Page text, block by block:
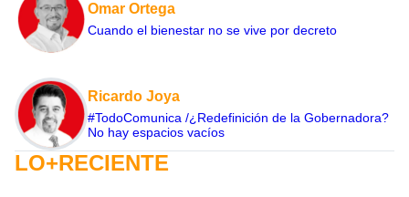
Omar Ortega
Cuando el bienestar no se vive por decreto
Ricardo Joya
#TodoComunica /¿Redefinición de la Gobernadora?
No hay espacios vacíos
LO+RECIENTE